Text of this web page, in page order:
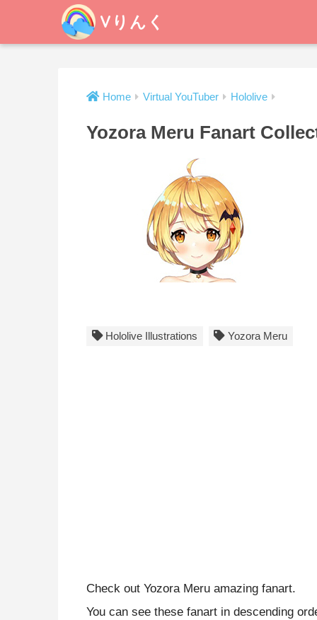
Vりんく
Home Virtual YouTuber Hololive
Yozora Meru Fanart
Hololive Illustrations Yozora Meru
Check out Yozora Meru amazing fanart.
You can see these fanart in descending